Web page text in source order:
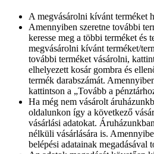
A megvásárolni kívánt terméket
Amennyiben szeretne további
keresse meg a többi terméket és
megvásárolni kívánt terméket/
további terméket vásárolni,
elhelyezett kosár gombra és
termék darabszámát.
kattintson a „Tovább a
Ha még nem vásárolt
oldalunkon így a következő
vásárlási adatokat.
nélküli vásárlására is.
belépési adatainak megadásával